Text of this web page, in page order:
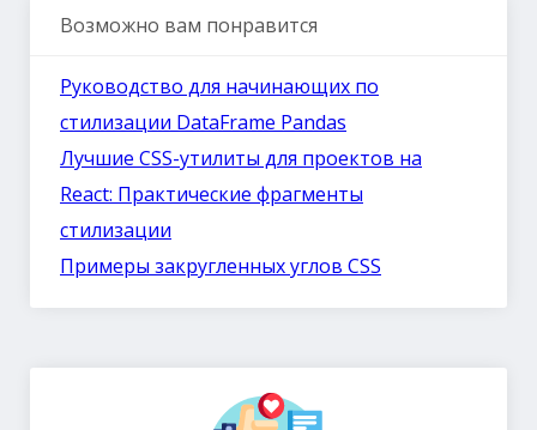
Возможно вам понравится
Руководство для начинающих по
стилизации DataFrame Pandas
Лучшие CSS-утилиты для проектов на
React: Практические фрагменты
стилизации
Примеры закругленных углов CSS